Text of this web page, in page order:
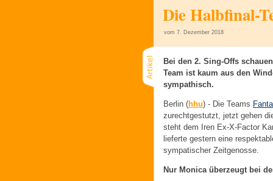
Die Halbfinal-
vom 7. Dezember 2018
Bei den 2. Sing-Offs
Team ist kaum aus den
sympathisch.
Berlin (hhu) - Die Teams Fanta
zurechtgestutzt, jetzt gehen
steht dem Iren Ex-X-Factor
lieferte gestern eine
sympatischer Zeitgenosse.
Nur Monica überzeugt bei